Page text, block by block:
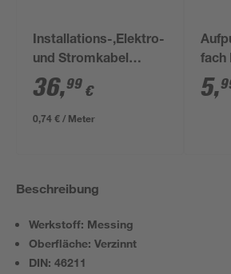
Installations-,Elektro-
und Stromkabel
NYM-J 3x1,5mm² 50
m
36,99 €
0,74 € / Meter
fach
5,
Beschreibung
Werkstoff: Messing
Oberfläche: Verzinnt
DIN: 46211